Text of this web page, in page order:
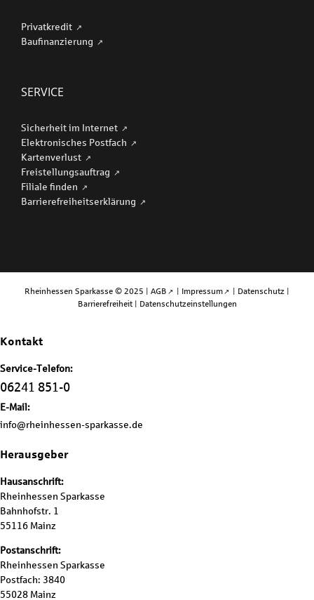
Privatkredit
Baufinanzierung
SERVICE
Sicherheit im Internet
Elektronisches Postfach
Kartenverlust
Freistellungsauftrag
Filiale finden
Barriere­freiheits­erklärung
Rheinhessen Sparkasse © 2025 | AGB | Impressum | Datenschutz |
Barrierefreiheit | Datenschutzeinstellungen
Kontakt
Service-Telefon:
06241 851-0
E-Mail:
info@rheinhessen-sparkasse.de
Herausgeber
Hausanschrift:
Rheinhessen Sparkasse
Bahnhofstr. 1
55116 Mainz
Postanschrift:
Rheinhessen Sparkasse
Postfach: 3840
55028 Mainz